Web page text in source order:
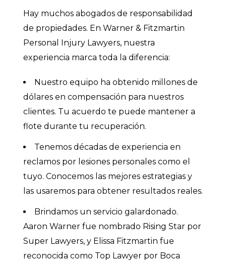
Hay muchos abogados de responsabilidad
de propiedades. En Warner & Fitzmartin
Personal Injury Lawyers, nuestra
experiencia marca toda la diferencia:
Nuestro equipo ha obtenido millones de
dólares en compensación para nuestros
clientes. Tu acuerdo te puede mantener a
flote durante tu recuperación.
Tenemos décadas de experiencia en
reclamos por lesiones personales como el
tuyo. Conocemos las mejores estrategias y
las usaremos para obtener resultados reales.
Brindamos un servicio galardonado.
Aaron Warner fue nombrado Rising Star por
Super Lawyers, y Elissa Fitzmartin fue
reconocida como Top Lawyer por Boca